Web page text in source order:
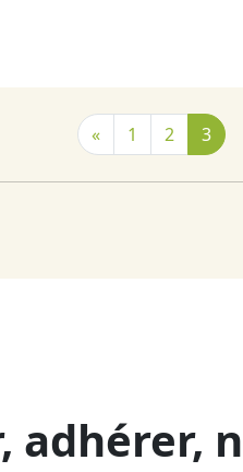
« 1 2 3
adhérer,